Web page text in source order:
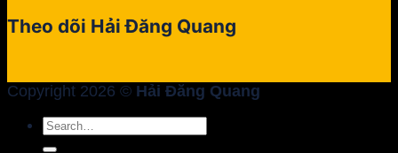
Theo dõi Hải Đăng Quang
Copyright 2026 © Hải Đăng Quang
Search
for: